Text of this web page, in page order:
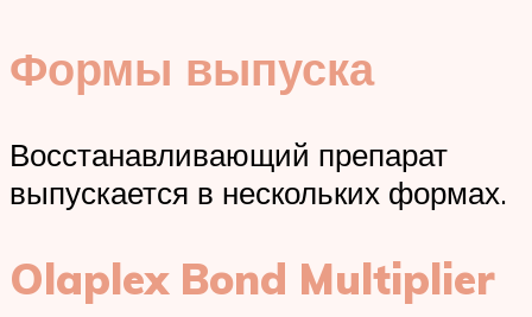
Формы выпуска
Восстанавливающий препарат
выпускается в нескольких формах.
Olaplex Bond Multiplier